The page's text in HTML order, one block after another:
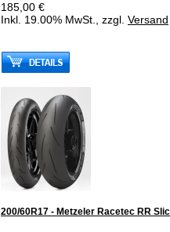
185,00 €
Inkl. 19.00% MwSt., zzgl. Versand
200/60R17 - Metzeler Racetec RR